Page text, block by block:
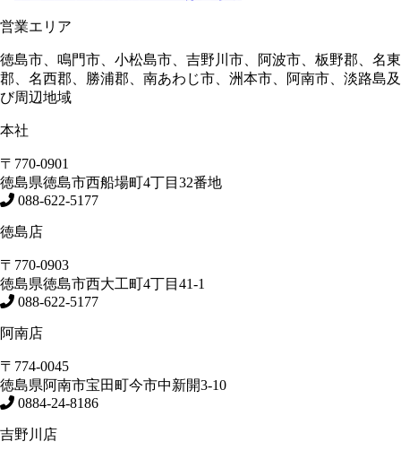
営業エリア
徳島市、鳴門市、小松島市、吉野川市、阿波市、板野郡、名東
郡、名西郡、勝浦郡、南あわじ市、洲本市、阿南市、淡路島及
び周辺地域
本社
〒770-0901
徳島県徳島市西船場町4丁目32番地
088-622-5177
徳島店
〒770-0903
徳島県徳島市西大工町4丁目41-1
088-622-5177
阿南店
〒774-0045
徳島県阿南市宝田町今市中新開3-10
0884-24-8186
吉野川店